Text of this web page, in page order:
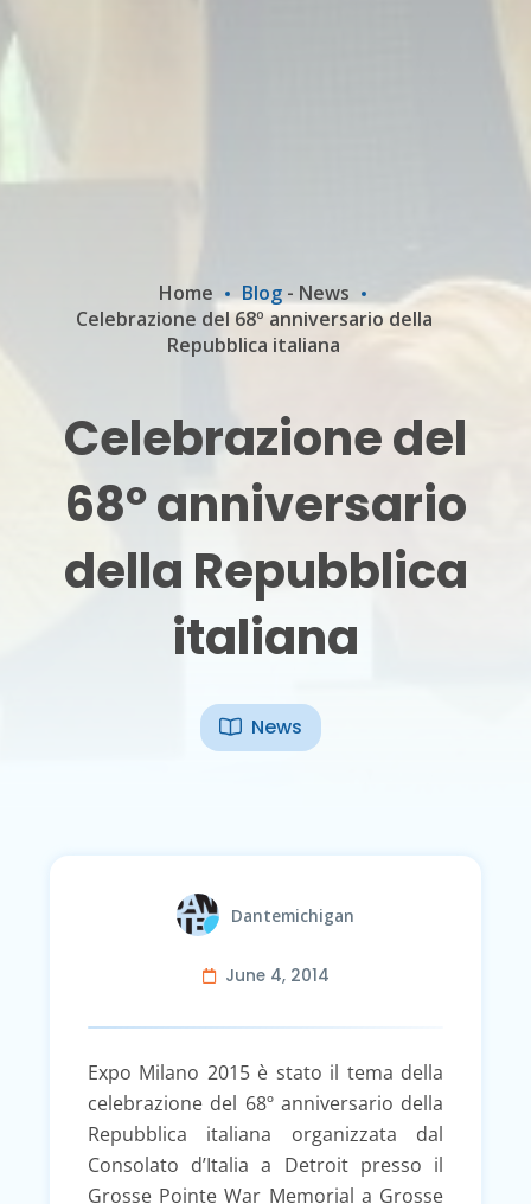
Home Blog - News
Celebrazione del 68º anniversario della
Repubblica italiana
Celebrazione del
68º anniversario
della Repubblica
italiana
News
Dantemichigan
June 4, 2014
Expo Milano 2015 è stato il tema della
celebrazione del 68º anniversario della
Repubblica italiana organizzata dal
Consolato d’Italia a Detroit presso il
Grosse Pointe War Memorial a Grosse